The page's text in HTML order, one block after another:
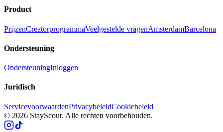
Product
PrijzenCreatorprogrammaVeelgestelde vragenAmsterdamBarcelona
Ondersteuning
OndersteuningInloggen
Juridisch
ServicevoorwaardenPrivacybeleidCookiebeleid
© 2026 StayScout. Alle rechten voorbehouden.